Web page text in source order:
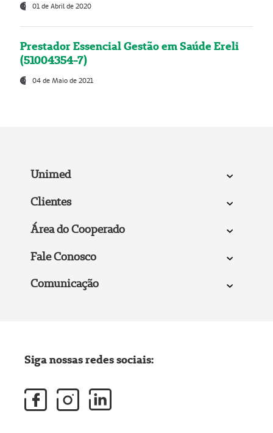
01 de Abril de 2020
Prestador Essencial Gestão em Saúde Ereli
(51004354-7)
04 de Maio de 2021
Unimed
Clientes
Área do Cooperado
Fale Conosco
Comunicação
Siga nossas redes sociais: